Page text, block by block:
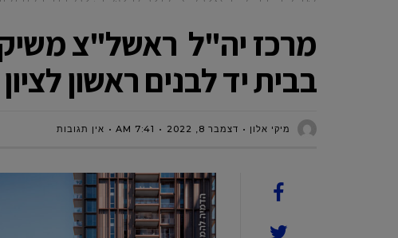
לבנים ראשון לציון עם הקהילה (הכניסה
מרכז יה"ל ראשל"צ משיק
בבית יד לבנים ראשון
מיקי אלון דצמבר 8, 2022 7:41 AM אין תגובות